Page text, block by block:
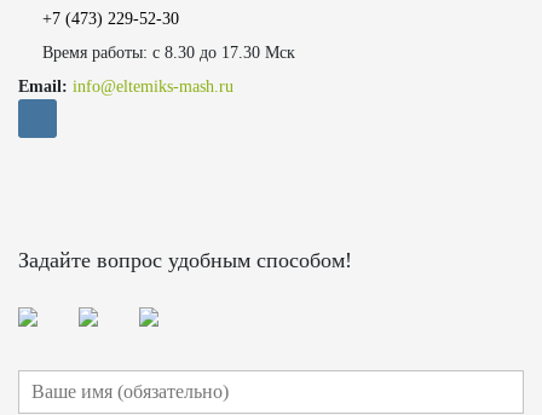
+7 (473) 229-52-30
Время работы: с 8.30 до 17.30 Мск
Email: info@eltemiks-mash.ru
Задайте вопрос удобным способом!